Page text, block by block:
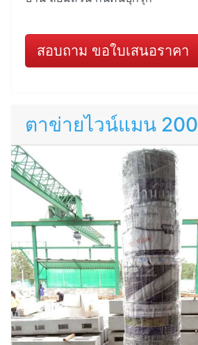
สอบถาม ขอใบเสนอราคา
ตาข่ายไวน์แมน 200